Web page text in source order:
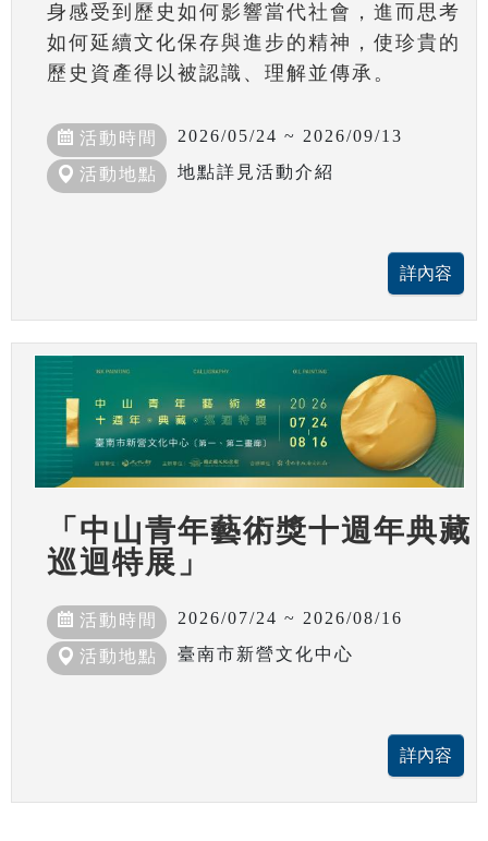
身感受到歷史如何影響當代社會，進而思考
如何延續文化保存與進步的精神，使珍貴的
歷史資產得以被認識、理解並傳承。
活動時間 2026/05/24 ~ 2026/09/13
活動地點 地點詳見活動介紹
「中山青年藝術獎十週年典藏
巡迴特展」
活動時間 2026/07/24 ~ 2026/08/16
活動地點 臺南市新營文化中心